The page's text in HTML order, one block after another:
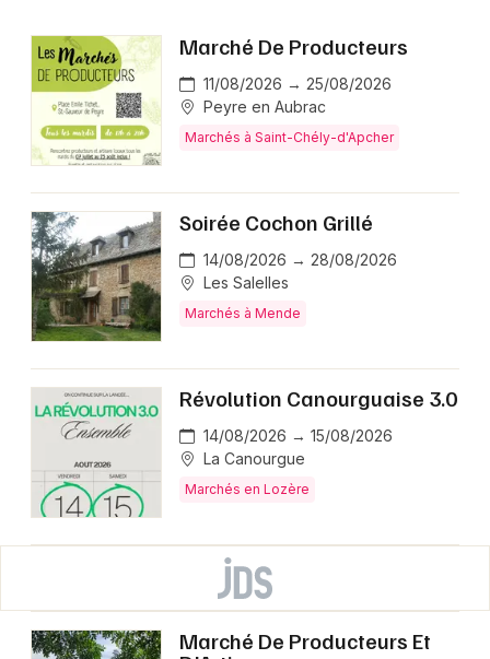
Marché De Producteurs
11/08/2026 → 25/08/2026
Peyre en Aubrac
Marchés à Saint-Chély-d'Apcher
Soirée Cochon Grillé
14/08/2026 → 28/08/2026
Les Salelles
Marchés à Mende
Révolution Canourguaise 3.0
14/08/2026 → 15/08/2026
La Canourgue
Marchés en Lozère
Marché De Producteurs Et